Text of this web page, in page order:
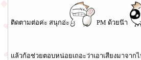
ติดตามต่อค่ะ สนุกอ่ะ PM ด้วยน๊า
แล้วก้อช่วยตอบหน่อยเถอะว่าเอาเสียงมาจาก